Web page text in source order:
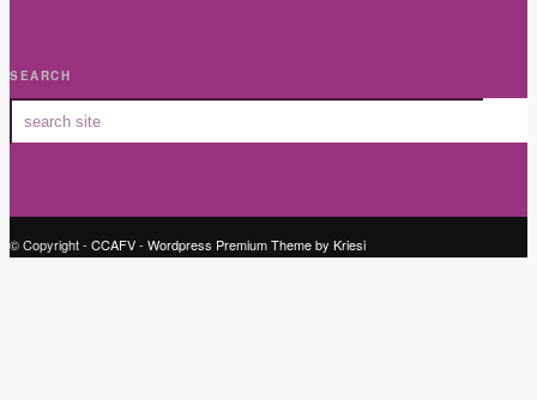
SEARCH
© Copyright - CCAFV- Wordpress Premium Theme by Kriesi